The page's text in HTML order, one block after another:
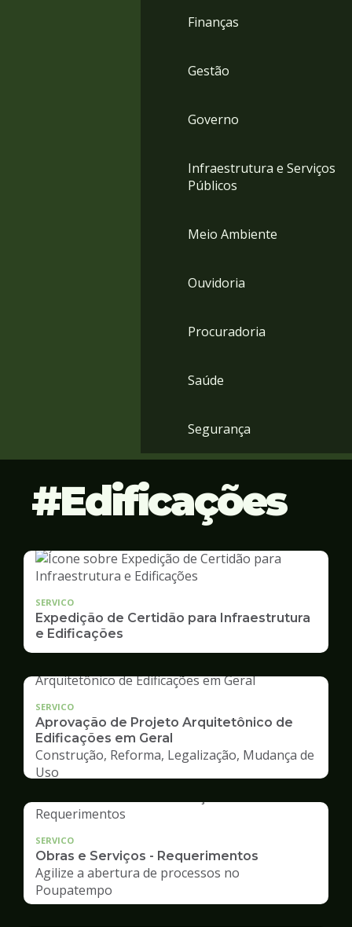
Finanças
Gestão
Governo
Infraestrutura e Serviços
Públicos
Meio Ambiente
Ouvidoria
Procuradoria
Saúde
Segurança
Edificações
SERVICO
Expedição de Certidão para Infraestrutura
e Edificações
SERVICO
Aprovação de Projeto Arquitetônico de
Edificações em Geral
Construção, Reforma, Legalização, Mudança de
Uso
SERVICO
Obras e Serviços - Requerimentos
Agilize a abertura de processos no
Poupatempo